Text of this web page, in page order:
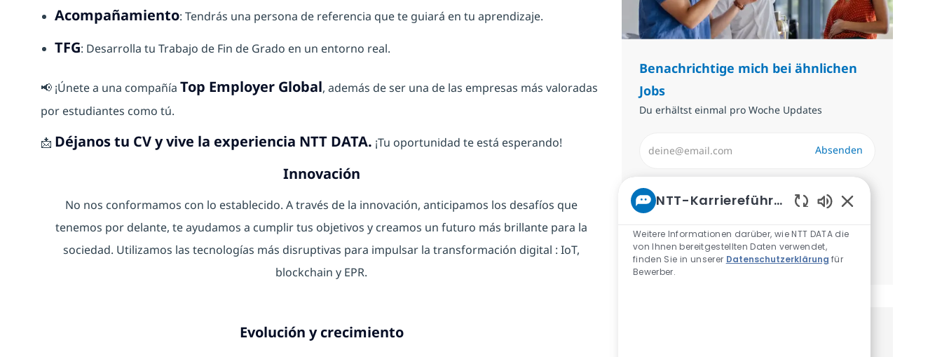
Acompañamiento: Tendrás una persona de referencia que te guiará en tu aprendizaje.
TFG: Desarrolla tu Trabajo de Fin de Grado en un entorno real.
📢 ¡Únete a una compañía Top Employer Global, además de ser una de las empresas más valoradas
por estudiantes como tú.
📩 Déjanos tu CV y vive la experiencia NTT DATA. ¡Tu oportunidad te está esperando!
Innovación
No nos conformamos con lo establecido. A través de la innovación, anticipamos los desafíos que
tenemos por delante, te ayudamos a cumplir tus objetivos y creamos un futuro más brillante para la
sociedad. Utilizamos las tecnologías más disruptivas para impulsar la transformación digital : IoT,
blockchain y EPR.
Evolución y crecimiento
Benachrichtige mich bei ähnlichen
Jobs
Du erhältst einmal pro Woche Updates
Erforderlich
Überprüfen und akzeptieren Sie die
Bedingungen für die Verarbeitung
Absenden
Benachrichtigungen verwalten
NTT-Karriereführer
Weitere Informationen darüber, wie NTT DATA die
von Ihnen bereitgestellten Daten verwendet,
finden Sie in unserer Datenschutzerklärung für
Bewerber.